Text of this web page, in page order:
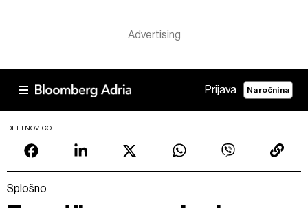
Prijava Naročnina
DELI NOVICO
Splošno